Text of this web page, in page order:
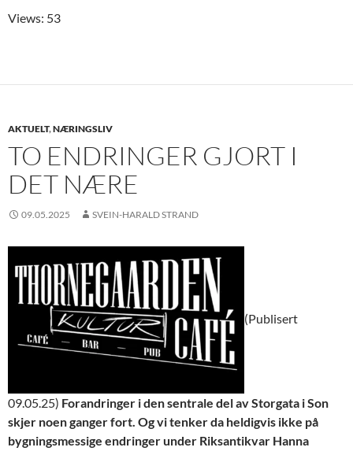
Views: 53
AKTUELT,NÆRINGSLIV
TO ENDRINGER GJORT I
DET NÆRE
09.05.2025 SVEIN-HARALD STRAND
(Publisert
09.05.25) Forandringer i den sentrale del av Storgata i Son
skjer noen ganger fort. Og vi tenker da heldigvis ikke på
bygningsmessige endringer under Riksantikvar Hanna